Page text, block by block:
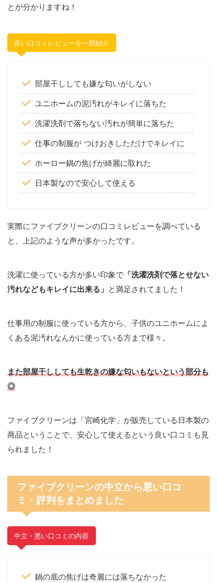
とが分かりますね！
良い口コミレビューを一部紹介
部屋干ししても嫌な匂いがしない
ユニホームの泥汚れがキレイに落ちた
洗濯洗剤で落ちない汚れが簡単に落ちた
仕事の制服が つけおきしただけでキレイに
ホーロー鍋の焦げが綺麗に取れた
日本製なので安心して使える
実際にファイブクリーンの口コミレビューを調べている
と、上記のような声が多かったです。
洗濯に使っている方が多い印象で 「洗濯洗剤で落とせない
汚れなどもキレイに出来る」 と満足されてました！
仕事用の制服に使っている方から、子供のユニホームによ
くある泥汚れなんかに使っている方まで様々。
また部屋干ししても生乾きの嫌な匂いもないという部分も
◎
ファイブクリーンは「宮崎化学」が販売している日本製の
商品ということで、安心して使えるという良い口コミも見
られました！
ファイブクリーンの中立から悪い口コ
ミ・評判をまとめました
中立・悪い口コミの内容
鍋の底の焦げは奇麗には落ちなかった